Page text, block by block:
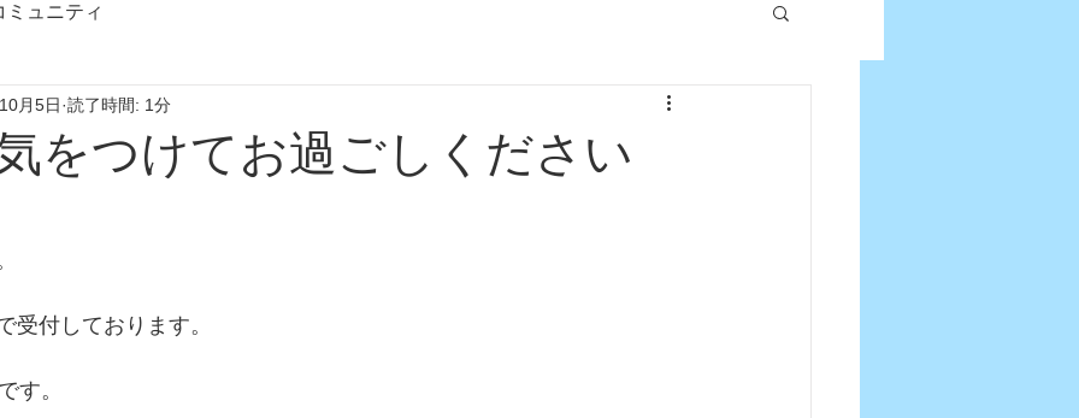
ミュニティ
をつけてお過ごしください
月5日 読了時間: 1分
受付しております。
す。